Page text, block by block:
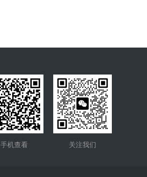
关注我们
手机查看